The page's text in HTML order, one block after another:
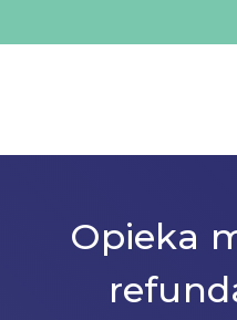
Opieka